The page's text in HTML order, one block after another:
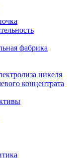
фабрика
никеля
концентрата